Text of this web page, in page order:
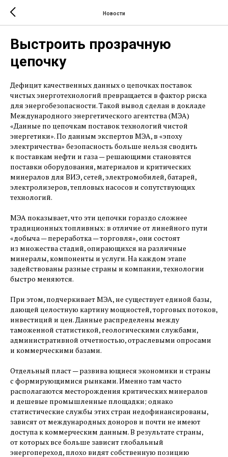
Новости
Выстроить прозрачную
цепочку
Дефицит качественных данных о цепочках поставок
чистых энерготехнологий превращается в фактор риска
для энергобезопасности. Такой вывод сделан в докладе
Международного энергетического агентства (МЭА)
«Данные по цепочкам поставок технологий чистой
энергетики». По данным экспертов МЭА, в «эпоху
электричества» безопасность больше нельзя сводить
к поставкам нефти и газа — ​решающими становятся
поставки оборудования, материалов и критических
минералов для ВИЭ, сетей, электромобилей, батарей,
электролизеров, тепловых насосов и сопутствующих
технологий.
МЭА показывает, что эти цепочки гораздо сложнее
традиционных топливных: в отличие от линейного пути
«добыча — ​переработка — ​торговля», они состоят
из множества стадий, опирающихся на различные
минералы, компоненты и услуги. На каждом этапе
задействованы разные страны и компании, технологии
быстро меняются.
При этом, подчеркивает МЭА, не существует единой базы,
дающей целостную картину мощностей, торговых потоков,
инвестиций и цен. Данные распределены между
таможенной статистикой, геологическими службами,
административной отчетностью, отраслевыми опросами
и коммерческими базами.
Отдельный пласт — ​развива ющиеся экономики и страны
с формирующимися рынками. Именно там часто
располагаются месторождения критических минералов
и дешевые промышленные площадки; однако
статистические службы этих стран недофинансированы,
зависят от международных доноров и почти не имеют
доступа к коммерческим данным. В результате страны,
от которых все больше зависит глобальный
энергопереход, плохо видят собственную позицию